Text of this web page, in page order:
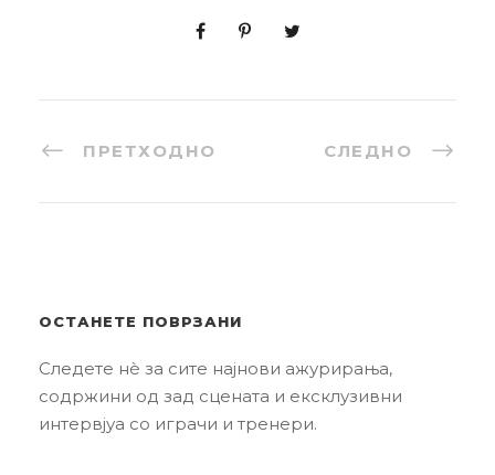
ПРЕТХОДНО СЛЕДНО
ОСТАНЕТЕ ПОВРЗАНИ
Следете нè за сите најнови ажурирања,
содржини од зад сцената и ексклузивни
интервјуа со играчи и тренери.